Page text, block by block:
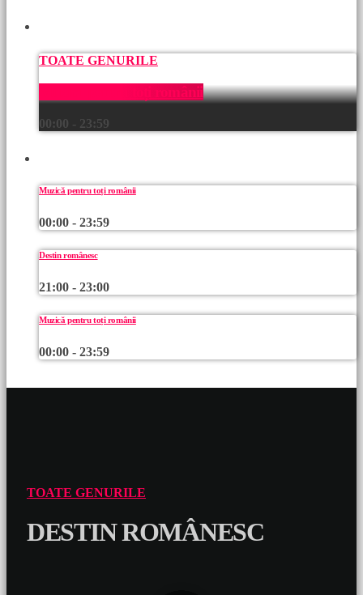
TOATE GENURILE
Muzică pentru toți românii
00:00 - 23:59
Muzică pentru toți românii
00:00 - 23:59
Destin românesc
21:00 - 23:00
Muzică pentru toți românii
00:00 - 23:59
TOATE GENURILE
DESTIN ROMÂNESC